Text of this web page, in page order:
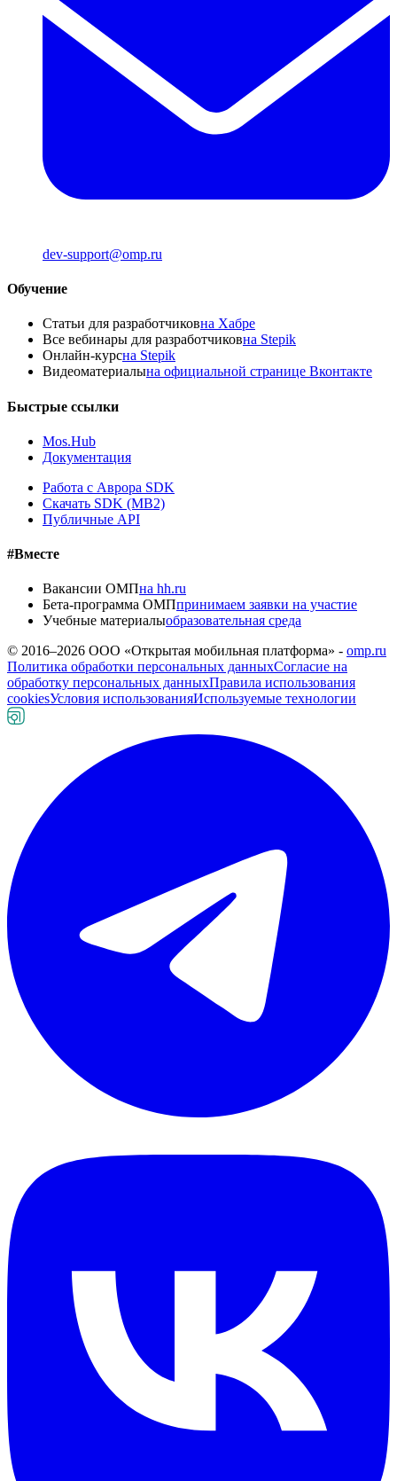
dev-support@omp.ru
Обучение
Статьи для разработчиковна Хабре
Все вебинары для разработчиковна Stepik
Онлайн-курсна Stepik
Видеоматериалына официальной странице Вконтакте
Быстрые ссылки
Mos.Hub
Документация
Работа с Аврора SDK
Скачать SDK (MB2)
Публичные API
#Вместе
Вакансии ОМПна hh.ru
Бета-программа ОМПпринимаем заявки на участие
Учебные материалыобразовательная среда
© 2016–2026 ООО «Открытая мобильная платформа» - omp.ru
Политика обработки персональных данныхСогласие на
обработку персональных данныхПравила использования
cookiesУсловия использованияИспользуемые технологии